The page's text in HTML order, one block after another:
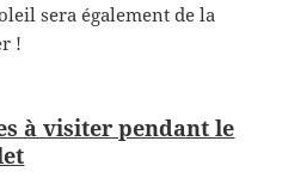
sera également de la
!
à visiter pendant le